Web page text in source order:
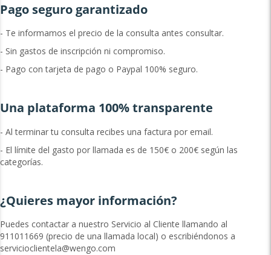
Pago seguro garantizado
- Te informamos el precio de la consulta antes consultar.
- Sin gastos de inscripción ni compromiso.
- Pago con tarjeta de pago o Paypal 100% seguro.
Una plataforma 100% transparente
- Al terminar tu consulta recibes una factura por email.
- El límite del gasto por llamada es de 150€ o 200€ según las
categorías.
¿Quieres mayor información?
Puedes contactar a nuestro Servicio al Cliente llamando al
911011669 (precio de una llamada local) o escribiéndonos a
servicioclientela@wengo.com